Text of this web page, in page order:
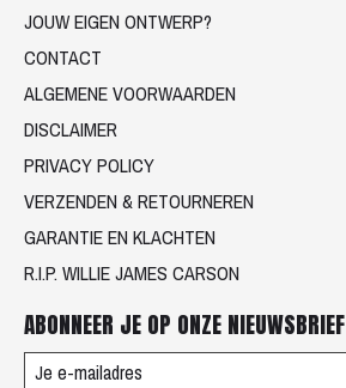
JOUW EIGEN ONTWERP?
CONTACT
ALGEMENE VOORWAARDEN
DISCLAIMER
PRIVACY POLICY
VERZENDEN & RETOURNEREN
GARANTIE EN KLACHTEN
R.I.P. WILLIE JAMES CARSON
ABONNEER JE OP ONZE NIEUWSBRIEF